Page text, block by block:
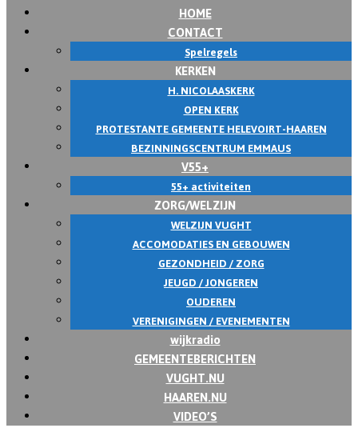
HOME
CONTACT
Spelregels
KERKEN
H. NICOLAASKERK
OPEN KERK
PROTESTANTE GEMEENTE HELEVOIRT-HAAREN
BEZINNINGSCENTRUM EMMAUS
V55+
55+ activiteiten
ZORG/WELZIJN
WELZIJN VUGHT
ACCOMODATIES EN GEBOUWEN
GEZONDHEID / ZORG
JEUGD / JONGEREN
OUDEREN
VERENIGINGEN / EVENEMENTEN
wijkradio
GEMEENTEBERICHTEN
VUGHT.NU
HAAREN.NU
VIDEO’S